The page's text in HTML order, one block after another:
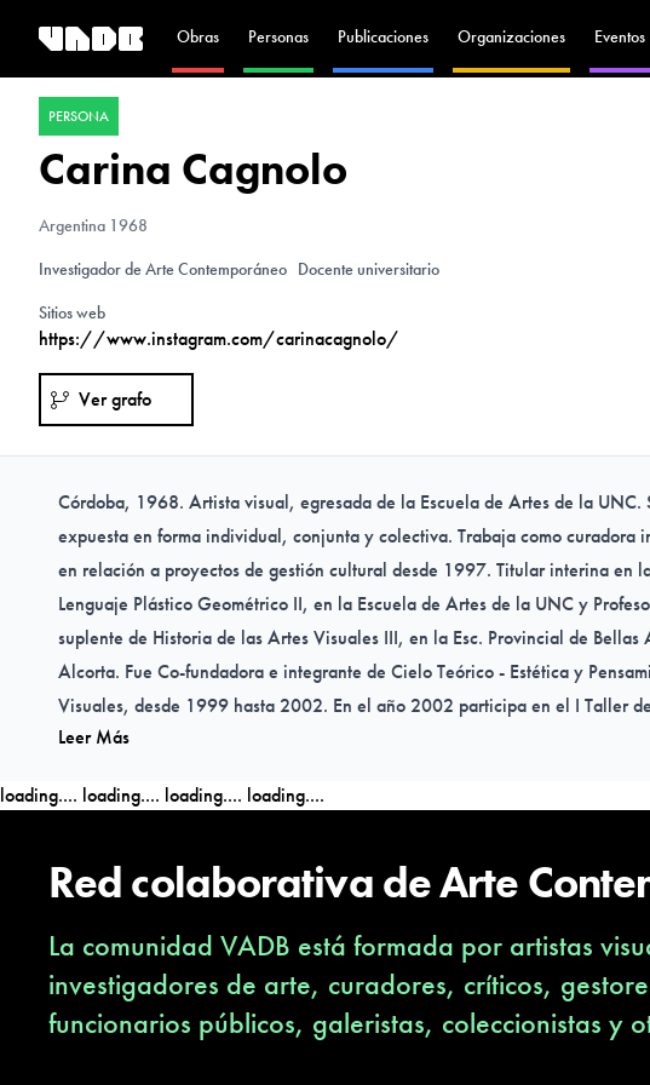
Obras Personas Publicaciones Organizaciones Eventos
PERSONA
Carina Cagnolo
Argentina 1968
Investigador de Arte Contemporáneo Docente universitario
Sitios web
https://www.instagram.com/carinacagnolo/
Ver grafo
Córdoba, 1968. Artista visual, egresada de la Escuela de Artes de la UNC.
expuesta en forma individual, conjunta y colectiva. Trabaja como curadora
en relación a proyectos de gestión cultural desde 1997. Titular interina en
Lenguaje Plástico Geométrico II, en la Escuela de Artes de la UNC y
suplente de Historia de las Artes Visuales III, en la Esc. Provincial de Bellas
Alcorta. Fue Co-fundadora e integrante de Cielo Teórico - Estética y
Visuales, desde 1999 hasta 2002. En el año 2002 participa en el I Taller
en Gestión Cultural, organizado por TRAMA. Durante el año 2003,
instancia de recepción de la obra, en DocumentA/Escénicas. Participa
en las base Posadas y Bahía Blanca, en el año 2004. Durante el período
Coordinadora del Cepia (Centro de Producción e Investigación Artística) por
Plástica, espacio dependiente de la Escuela de Artes de la UNC. Dirige,
2005, el seminario de Análisis y Producción de Obra Visual Miradas
año 2006 realizó la curación, junto a Francisco Ali Brouchoud, de la
Diálogo Visual entre regiones | Posadas – Córdoba, expuesta en el Museo
Leer Más
loading.... loading.... loading.... loading....
Red colaborativa de Arte
La comunidad VADB está formada por artistas
investigadores de arte, curadores, críticos,
funcionarios públicos, galeristas, coleccionistas y